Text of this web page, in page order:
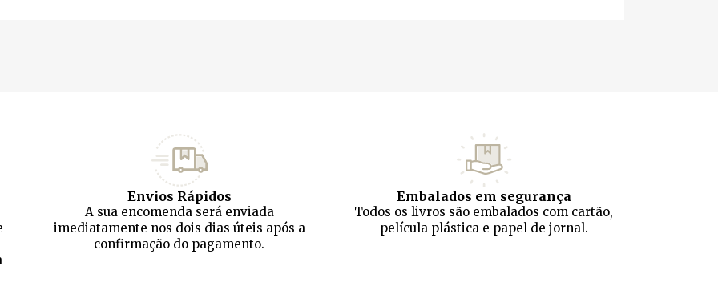
Envios Rápidos
A sua encomenda será enviada
imediatamente nos dois dias úteis após a
confirmação do pagamento.
Embalados em segurança
Todos os livros são embalados com cartão,
película plástica e papel de jornal.